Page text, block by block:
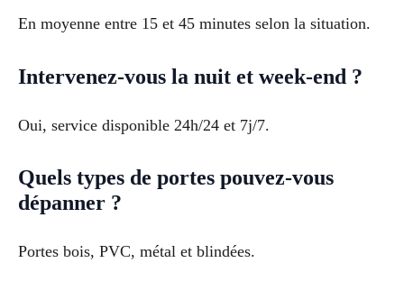
En moyenne entre 15 et 45 minutes selon la situation.
Intervenez-vous la nuit et week-end ?
Oui, service disponible 24h/24 et 7j/7.
Quels types de portes pouvez-vous
dépanner ?
Portes bois, PVC, métal et blindées.